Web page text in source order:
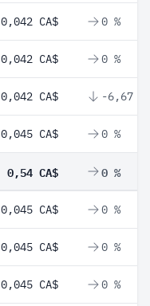
0,042 CA$ 0 %
0,042 CA$ 0 %
0,042 CA$ -6,67 %
0,045 CA$ 0 %
0,54 CA$ 0 %
0,045 CA$ 0 %
0,045 CA$ 0 %
0,045 CA$ 0 %